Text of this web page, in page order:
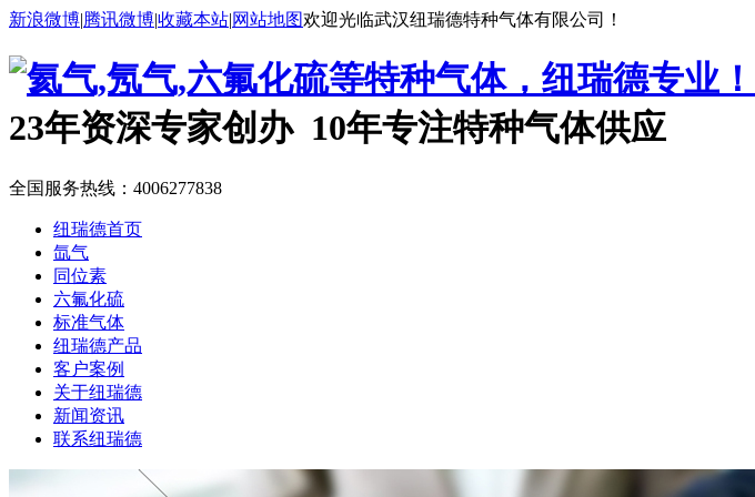
新浪微博|腾讯微博|收藏本站|网站地图欢迎光临武汉纽瑞德特种气体有限公司！
23年资深专家创办 10年专注特种气体供应
全国服务热线： 4006277838
纽瑞德首页
氙气
同位素
六氟化硫
标准气体
纽瑞德产品
客户案例
关于纽瑞德
新闻资讯
联系纽瑞德